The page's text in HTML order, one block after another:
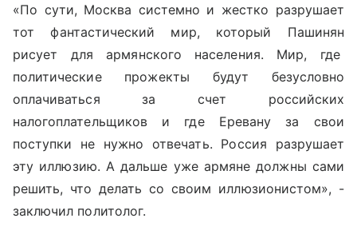
«По сути, Москва системно и жестко разрушает
тот фантастический мир, который Пашинян
рисует для армянского населения. Мир, где
политические прожекты будут безусловно
оплачиваться за счет российских
налогоплательщиков и где Еревану за свои
поступки не нужно отвечать. Россия разрушает
эту иллюзию. А дальше уже армяне должны сами
решить, что делать со своим иллюзионистом», -
заключил политолог.